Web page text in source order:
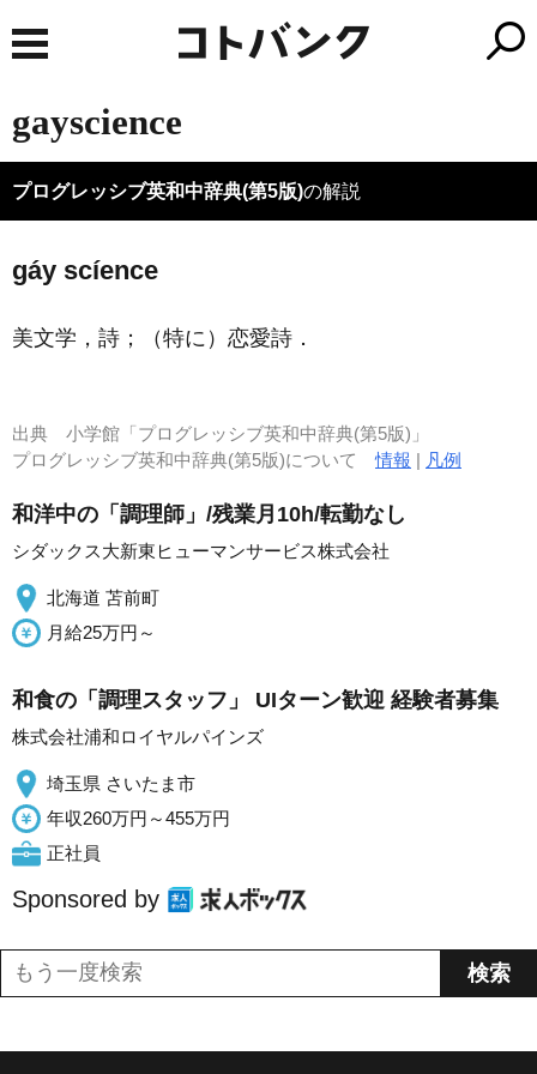
gayscience
プログレッシブ英和中辞典(第5版)の解説
gáy scíence
美文学，詩；（特に）恋愛詩 ．
出典 小学館「プログレッシブ英和中辞典(第5版)」
プログレッシブ英和中辞典(第5版)について情報 | 凡例
和洋中の「調理師」/残業月10h/転勤なし
シダックス大新東ヒューマンサービス株式会社
北海道 苫前町
月給25万円～
和食の「調理スタッフ」 UIターン歓迎 経験者募集
株式会社浦和ロイヤルパインズ
埼玉県 さいたま市
年収260万円～455万円
正社員
Sponsored by